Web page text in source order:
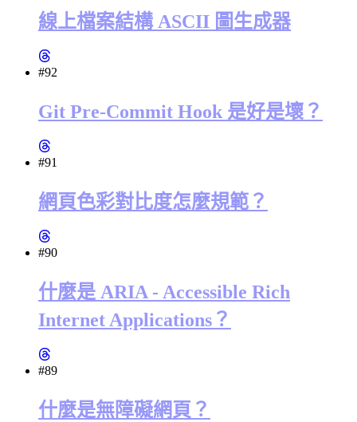
線上檔案結構 ASCII 圖生成器
#92
Git Pre-Commit Hook 是好是壞？
#91
網頁色彩對比度怎麼規範？
#90
什麼是 ARIA - Accessible Rich
Internet Applications？
#89
什麼是無障礙網頁？